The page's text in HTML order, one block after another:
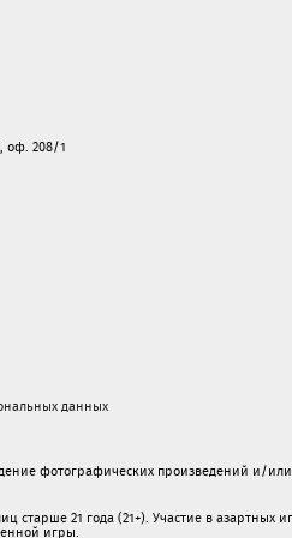
оф. 208/1
данных
фотографических произведений и/
21 года (21+). Участие в азартных
игры.